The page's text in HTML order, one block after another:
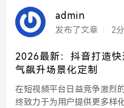
admin
发布了文章 2
2026最新：抖音打造
气飙升场景化定制
在短视频平台日益竞争激烈
终致力于为用户提供更多样